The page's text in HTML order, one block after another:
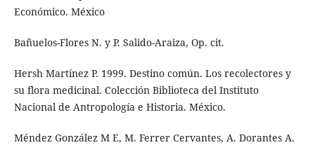
Económico. México
Bañuelos-Flores N. y P. Salido-Araiza, Op. cit.
Hersh Martínez P. 1999. Destino común. Los recolectores y
su flora medicinal. Colección Biblioteca del Instituto
Nacional de Antropología e Historia. México.
Méndez González M E, M. Ferrer Cervantes, A. Dorantes A.